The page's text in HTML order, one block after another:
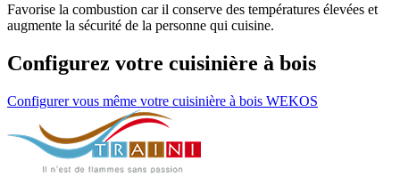
Favorise la combustion car il conserve des températures élevées et
augmente la sécurité de la personne qui cuisine.
Configurez votre cuisinière à bois
Configurer vous même votre cuisinière à bois WEKOS